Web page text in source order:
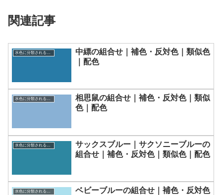
関連記事
中縹の組合せ｜補色・反対色｜類似色
｜配色
水色に分類される色一覧
相思鼠の組合せ｜補色・反対色｜類似
色｜配色
サックスブルー｜サクソニーブルーの
組合せ｜補色・反対色｜類似色｜配色
水色に分類される色一覧
ベビーブルーの組合せ｜補色・反対色